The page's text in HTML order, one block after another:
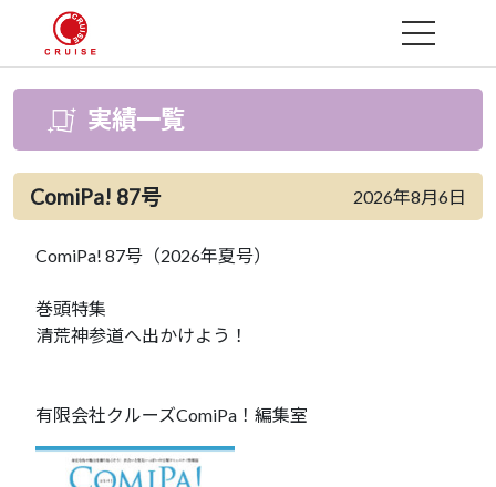
MENU
実績一覧
ComiPa! 87号 2026年8月6日
ComiPa! 87号（2026年夏号）
巻頭特集
清荒神参道へ出かけよう！
有限会社クルーズComiPa！編集室